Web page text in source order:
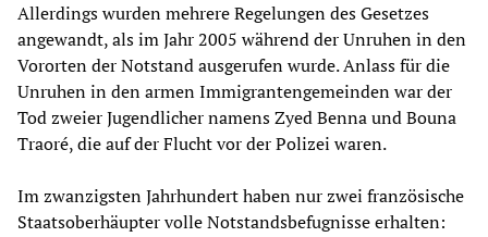
Allerdings wurden mehrere Regelungen des Gesetzes
angewandt, als im Jahr 2005 während der Unruhen in den
Vororten der Notstand ausgerufen wurde. Anlass für die
Unruhen in den armen Immigrantengemeinden war der
Tod zweier Jugendlicher namens Zyed Benna und Bouna
Traoré, die auf der Flucht vor der Polizei waren.
Im zwanzigsten Jahrhundert haben nur zwei französische
Staatsoberhäupter volle Notstandsbefugnisse erhalten: